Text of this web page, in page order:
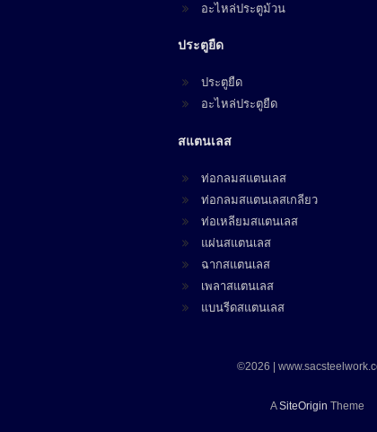
อะไหล่ประตูม้วน
ประตูยืด
ประตูยืด
อะไหล่ประตูยืด
สแตนเลส
ท่อกลมสแตนเลส
ท่อกลมสแตนเลสเกลียว
ท่อเหลียมสแตนเลส
แผ่นสแตนเลส
ฉากสแตนเลส
เพลาสแตนเลส
แบนรีดสแตนเลส
©2026 |
ASiteOrigin Theme